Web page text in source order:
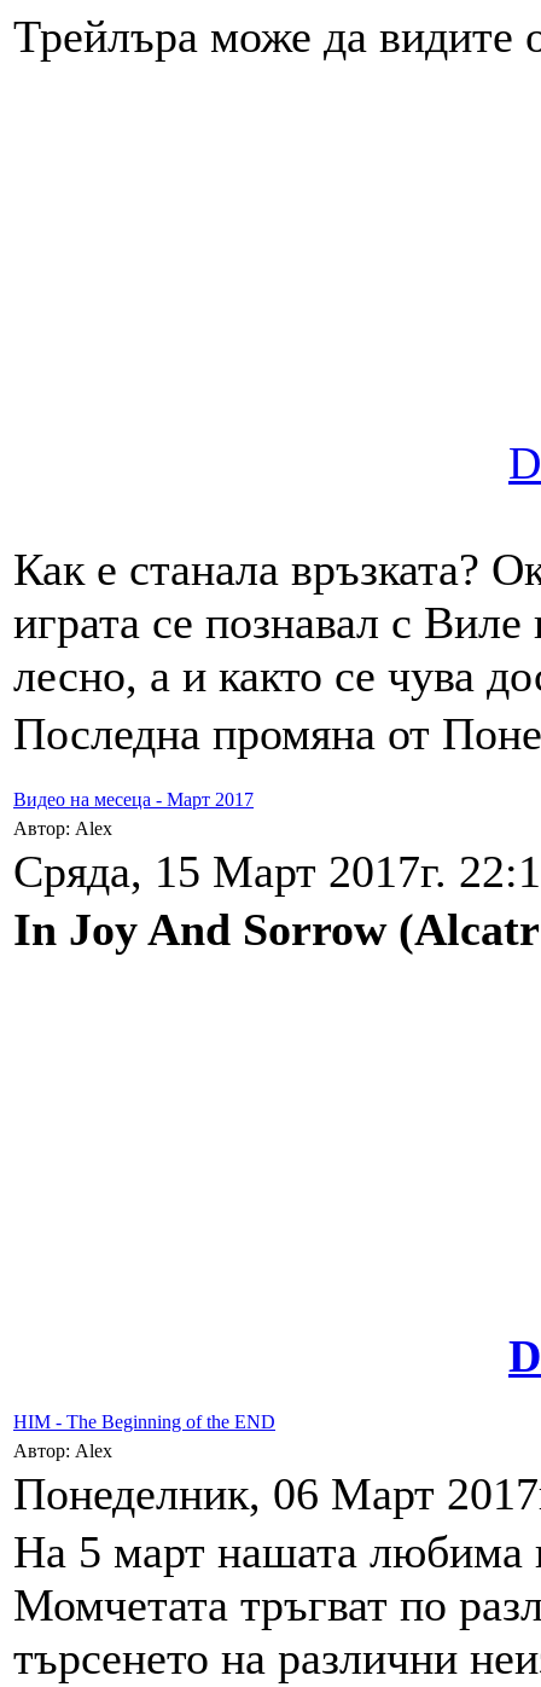
Трейлъра може да видите
Как е станала връзката?
играта се познавал с
лесно, а и както се чува
Последна промяна от
Видео на месеца - Март 2017
Автор: Alex
Сряда, 15 Март 2017г.
In Joy And Sorrow
HIM - The Beginning of the END
Автор: Alex
Понеделник, 06 Март
На 5 март нашата любима
Момчетата тръгват по
търсенето на различни